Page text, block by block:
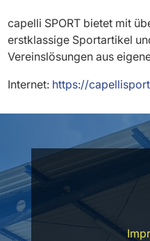
capelli SPORT bietet mit
erstklassige Sportartikel
Vereinslösungen aus
Internet: https://